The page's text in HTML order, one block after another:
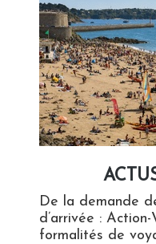
De la demande
d’arrivée :
formalités de